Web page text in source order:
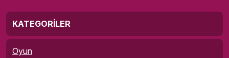
KATEGORILER
Oyun